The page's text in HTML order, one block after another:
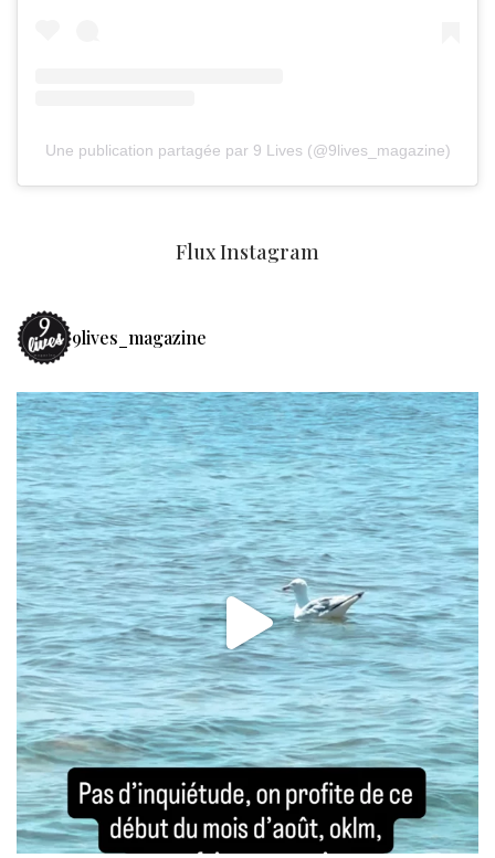
Une publication partagée par 9 Lives (@9lives_magazine)
Flux Instagram
9lives_magazine